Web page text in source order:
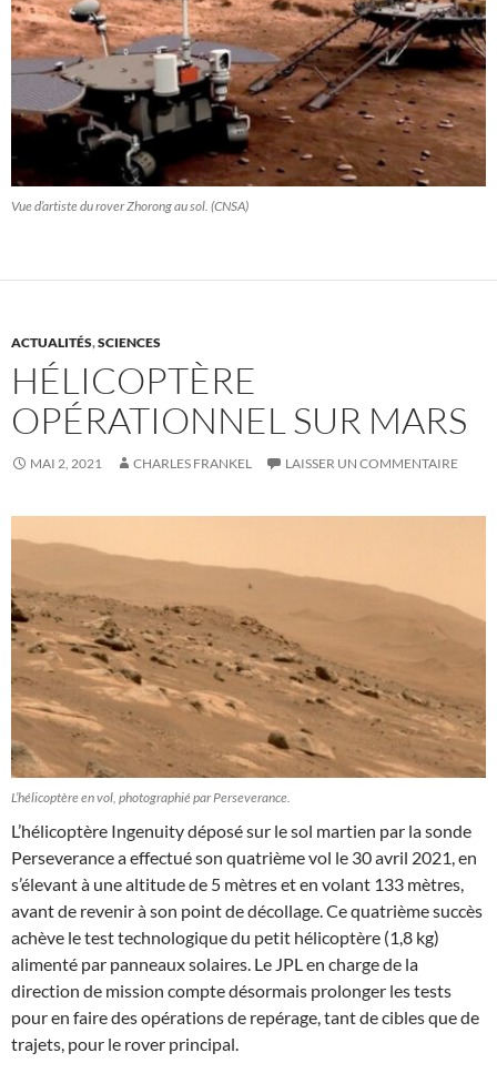
Vue d’artiste du rover Zhorong au sol. (CNSA)
ACTUALITÉS,SCIENCES
HÉLICOPTÈRE
OPÉRATIONNEL SUR MARS
MAI 2, 2021 CHARLES FRANKEL LAISSER UN COMMENTAIRE
L’hélicoptère en vol, photographié par Perseverance.
L’hélicoptère Ingenuity déposé sur le sol martien par la sonde
Perseverance a effectué son quatrième vol le 30 avril 2021, en
s’élevant à une altitude de 5 mètres et en volant 133 mètres,
avant de revenir à son point de décollage. Ce quatrième succès
achève le test technologique du petit hélicoptère (1,8 kg)
alimenté par panneaux solaires. Le JPL en charge de la
direction de mission compte désormais prolonger les tests
pour en faire des opérations de repérage, tant de cibles que de
trajets, pour le rover principal.